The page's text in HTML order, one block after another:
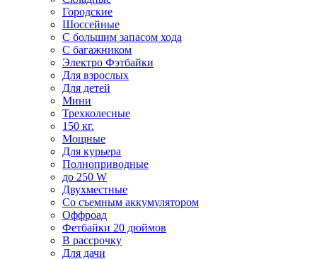
Городские
Шоссейные
С большим запасом хода
С багажником
Электро Фэтбайки
Для взрослых
Для детей
Мини
Трехколесные
150 кг.
Мощные
Для курьера
Полноприводные
до 250 W
Двухместные
Со съемным аккумулятором
Оффроад
Фетбайки 20 дюймов
В рассрочку
Для дачи